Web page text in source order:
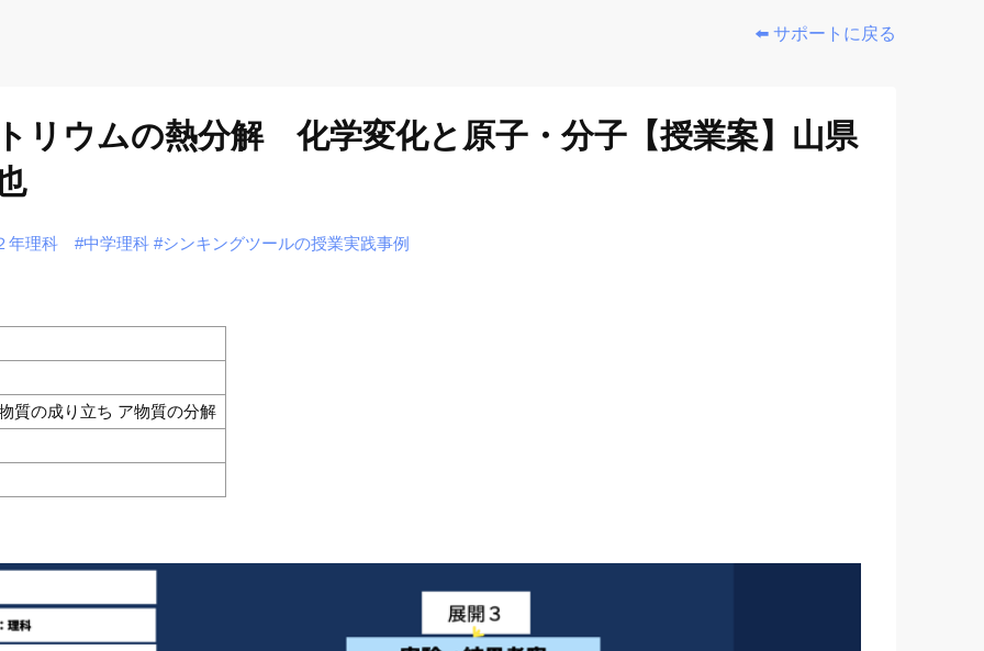
⬅️ サポートに戻る
ウムの熱分解 化学変化と原子・分子【授業案】山県
年理科 #中学理科 #シンキングツールの授業実践事例
質の成り立ち ア物質の分解